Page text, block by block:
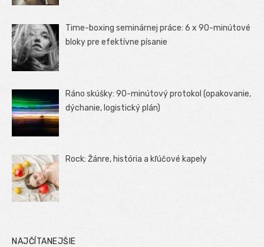
Time-boxing seminárnej práce: 6 x 90-minútové
bloky pre efektívne písanie
Ráno skúšky: 90-minútový protokol (opakovanie,
dýchanie, logistický plán)
Rock: Žánre, história a kľúčové kapely
NAJČÍTANEJŠIE